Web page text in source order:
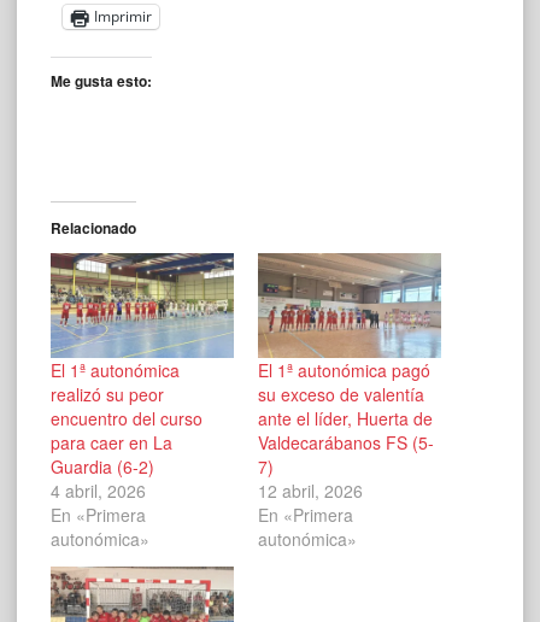
Imprimir
Me gusta esto:
Relacionado
El 1ª autonómica
realizó su peor
encuentro del curso
para caer en La
Guardia (6-2)
4 abril, 2026
En «Primera
autonómica»
El 1ª autonómica pagó
su exceso de valentía
ante el líder, Huerta de
Valdecarábanos FS (5-
7)
12 abril, 2026
En «Primera
autonómica»